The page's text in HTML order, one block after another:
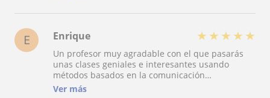
qué aprobé gracias a él.
E Enrique ★ ★ ★ ★ ★
Un profesor muy agradable con el que pasarás
unas clases geniales e interesantes usando
métodos basados en la comunicación
increíblemente eficaces. Resultados garantizados
Ver más